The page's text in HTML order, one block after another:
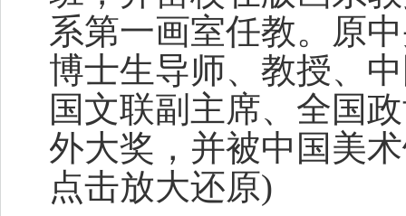
系第一画室任教。原
博士生导师、教授、
国文联副主席、全国
外大奖，并被中国美
点击放大还原)